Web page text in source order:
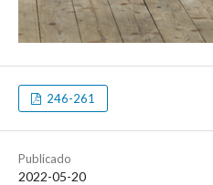
246-261
Publicado
2022-05-20